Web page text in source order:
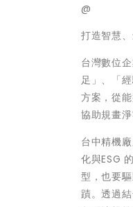
@
打造智慧
台灣數位
足」、「
方案，從
協助規畫
台中精機
化與ESG
型，也要
蹟。透過